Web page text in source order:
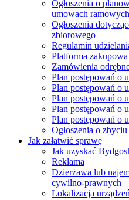
Ogłoszenia o
umowach ramowych
Ogłoszenia
zbiorowego
Regulamin
Platforma zakupowa
Zamówienia
Plan postępowań o
Plan postępowań o
Plan postępowań o
Plan postępowań o
Plan postępowań o
Ogłoszenia o
Jak załatwić sprawę
Jak uzyskać
Reklama
Dzierżawa lub
cywilno-prawnych
Lokalizacja